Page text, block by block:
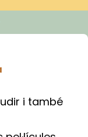
i també